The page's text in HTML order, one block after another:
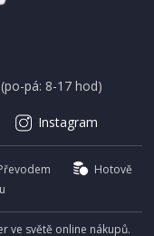
(po-pá: 8-17 hod)
Instagram
Hotově
ve světě online nákupů.